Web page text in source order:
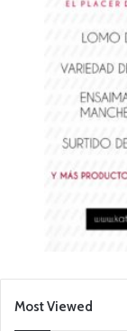
Most Viewed